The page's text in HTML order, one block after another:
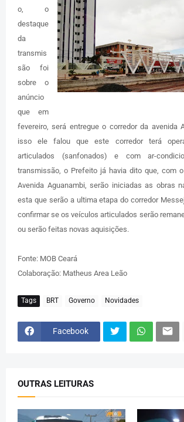
o, o
destaque
da
transmis
são foi
sobre o
anúncio
que em
fevereiro, será entregue o corredor da avenida
isso ele falou que este corredor terá
articulados (sanfonados) e com ar-
transmissão, o Prefeito já havia dito que, com
Avenida Aguanambi, serão iniciadas as obras
esta que serão a ultima etapa do corredor
confirmar se os veículos articulados serão
ou serão feitas novas aquisições.
Fonte: MOB Ceará
Colaboração: Matheus Area Leão
Tags BRT Governo Novidades
Facebook
OUTRAS LEITURAS